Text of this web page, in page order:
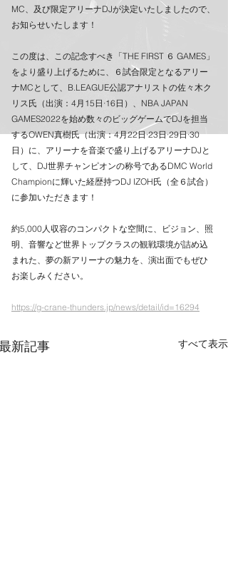
MC、及び限定アリーナDJが決定いたしましたので、
お知らせいたします！
この度は、この記念すべき「THE FIRST ６ GAMES」
をより盛り上げるために、６試合限定となるアリー
ナMCとして、B.LEAGUE公認アナリストの佐々木ク
リス氏（出演：4月15日·16日）、NBA JAPAN
GAMES2022を始め数々のビッグゲームでDJを担当
するOWEN真樹氏（出演：4月22日·23日·29日·30
日）に、アリーナを音楽で盛り上げるアリーナDJと
して、DJ世界チャンピオンの称号であるDMC World
Championに輝いた経歴持つDJ IZOH氏（全６試合）
に参加いただきます！
約5,000人収容のコンパクトな空間に、ビジョン、照
明、音響など世界トップクラスの観戦環境が詰め込
まれた、夢の新アリーナの魅力を、演出面でもぜひ
お楽しみください。
https://g-crane-thunders.jp/news/detail/id=16294
新記事 すべて表示